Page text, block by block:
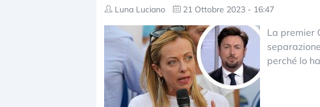
Luna Luciano 21 Ottobre 2023 - 16:47
La premier
perché lo